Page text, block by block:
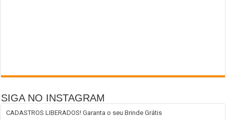
SIGA NO INSTAGRAM
CADASTROS LIBERADOS! Garanta o seu Brinde Grátis